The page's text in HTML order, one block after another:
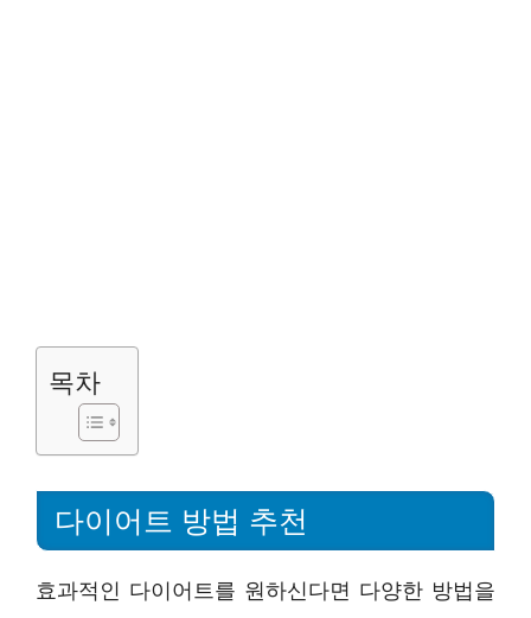
목차
다이어트 방법 추천
효과적인 다이어트를 원하신다면 다양한 방법을